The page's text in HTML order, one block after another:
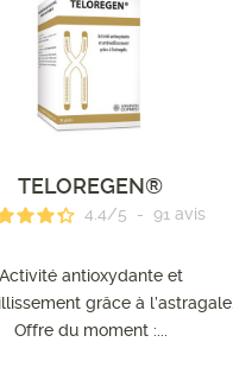
TELOREGEN®
4.4/5 - 91 avis
Activité antioxydante et
grâce à l’astragale.
Offre du moment :...